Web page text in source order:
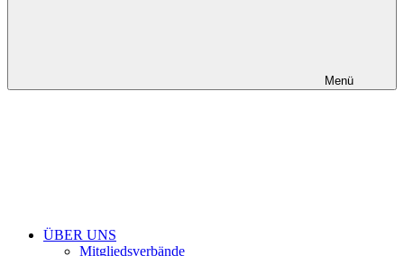
Menü
ÜBER UNS
Mitgliedsverbände